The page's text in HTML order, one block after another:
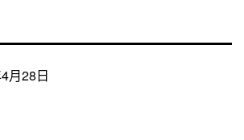
月28日